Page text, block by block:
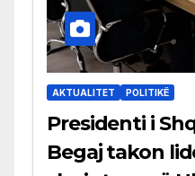
AKTUALITET POLITIKË
Presidenti i
Begaj takon